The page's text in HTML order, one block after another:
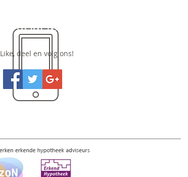
Social Media
Like, deel en volg ons!